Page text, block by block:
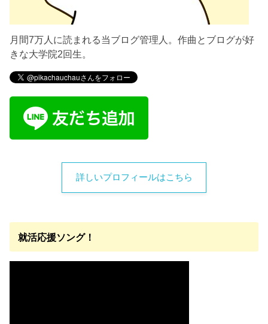
月間7万人に読まれる当ブログ管理人。作曲とブログが好
きな大学院2回生。
詳しいプロフィールはこちら
就活応援ソング！